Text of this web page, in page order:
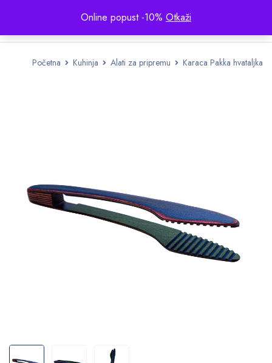
Online popust -10% Otkaži
Početna Kuhinja Alati za pripremu Karaca Pakka hvataljka